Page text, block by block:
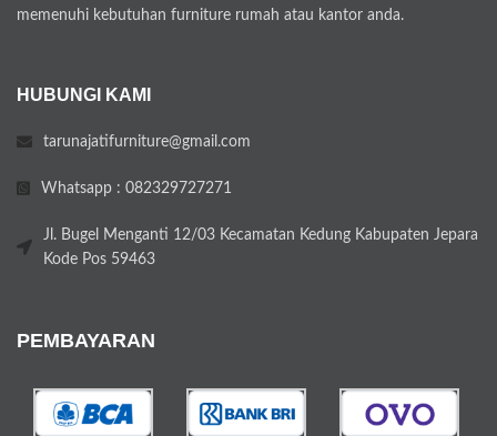
memenuhi kebutuhan furniture rumah atau kantor anda.
HUBUNGI KAMI
tarunajatifurniture@gmail.com
Whatsapp : 082329727271
Jl. Bugel Menganti 12/03 Kecamatan Kedung Kabupaten Jepara
Kode Pos 59463
PEMBAYARAN